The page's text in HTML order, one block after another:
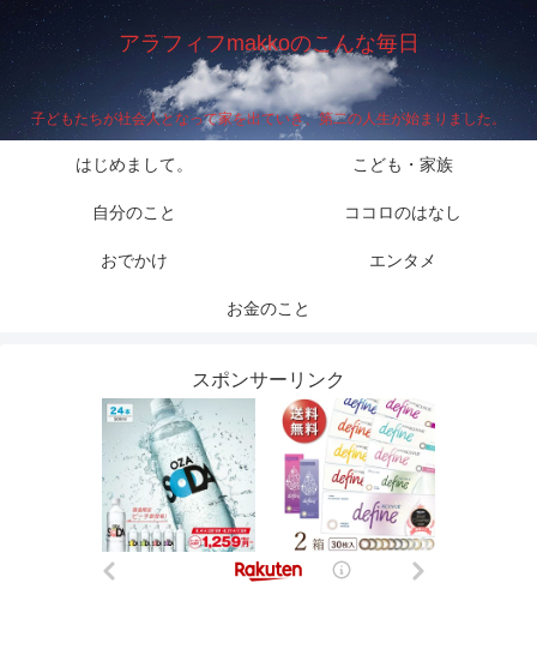
アラフィフmakkoのこんな毎日
子どもたちが社会人となって家を出ていき、第二の人生が始まりました。
はじめまして。 こども・家族
自分のこと ココロのはなし
おでかけ エンタメ
お金のこと
スポンサーリンク